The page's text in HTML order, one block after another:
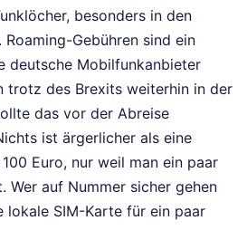
besonders in den
Roaming-Gebühren sind ein
deutsche Mobilfunkanbieter
trotz des Brexits weiterhin in der
das vor der Abreise
ist ärgerlicher als eine
Euro, nur weil man ein paar
Wer auf Nummer sicher gehen
lokale SIM-Karte für ein paar